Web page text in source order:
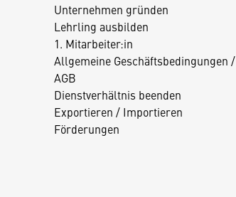
Unternehmen gründen
Lehrling ausbilden
1. Mitarbeiter:in
Allgemeine Geschäftsbedingungen /
AGB
Dienstverhältnis beenden
Exportieren / Importieren
Förderungen